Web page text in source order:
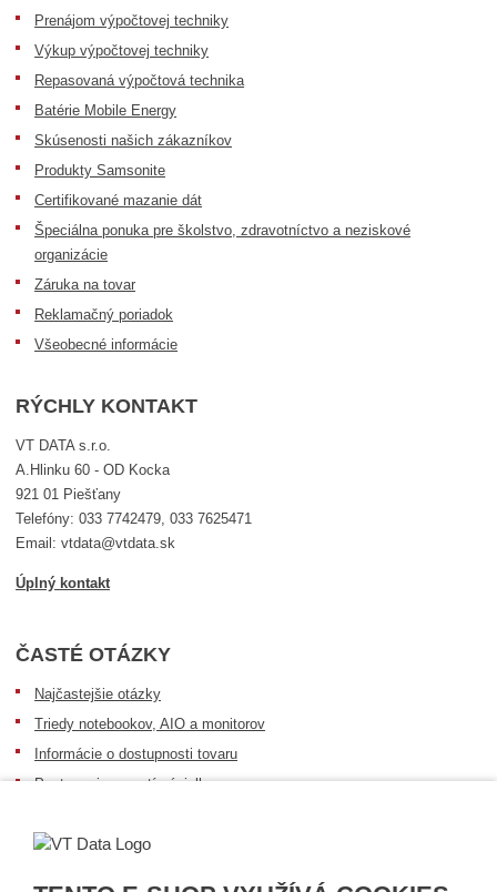
Prenájom výpočtovej techniky
Výkup výpočtovej techniky
Repasovaná výpočtová technika
Batérie Mobile Energy
Skúsenosti našich zákazníkov
Produkty Samsonite
Certifikované mazanie dát
Špeciálna ponuka pre školstvo, zdravotníctvo a neziskové
organizácie
Záruka na tovar
Reklamačný poriadok
Všeobecné informácie
RÝCHLY KONTAKT
VT DATA s.r.o.
A.Hlinku 60 - OD Kocka
921 01 Piešťany
Telefóny: 033 7742479, 033 7625471
Email: vtdata@vtdata.sk
Úplný kontakt
ČASTÉ OTÁZKY
Najčastejšie otázky
Triedy notebookov, AIO a monitorov
Informácie o dostupnosti tovaru
Postup pri prevzatí zásielky
Sledovanie zásielok